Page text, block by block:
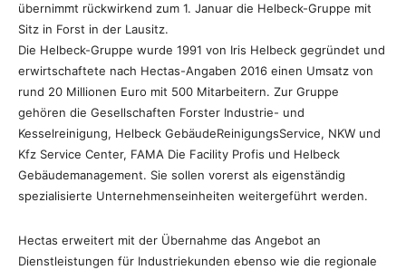
übernimmt rückwirkend zum 1. Januar die Helbeck-Gruppe mit
Sitz in Forst in der Lausitz.
Die Helbeck-Gruppe wurde 1991 von Iris Helbeck gegründet und
erwirtschaftete nach Hectas-Angaben 2016 einen Umsatz von
rund 20 Millionen Euro mit 500 Mitarbeitern. Zur Gruppe
gehören die Gesellschaften Forster Industrie- und
Kesselreinigung, Helbeck GebäudeReinigungsService, NKW und
Kfz Service Center, FAMA Die Facility Profis und Helbeck
Gebäudemanagement. Sie sollen vorerst als eigenständig
spezialisierte Unternehmenseinheiten weitergeführt werden.
Hectas erweitert mit der Übernahme das Angebot an
Dienstleistungen für Industriekunden ebenso wie die regionale